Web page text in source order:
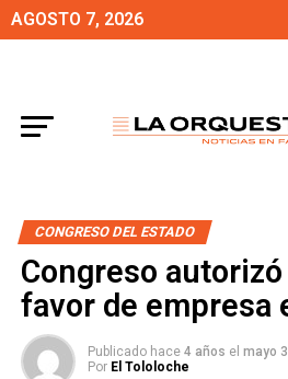
AGOSTO 7, 2026
CONGRESO DEL ESTADO
Congreso
favor de empresa
Publicado hace 4 años el mayo
Por El Tololoche